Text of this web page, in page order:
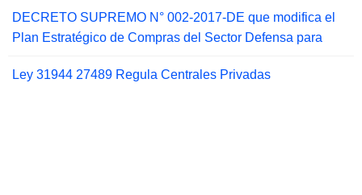
DECRETO SUPREMO N° 002-2017-DE que modifica el
Plan Estratégico de Compras del Sector Defensa para
Ley 31944 27489 Regula Centrales Privadas